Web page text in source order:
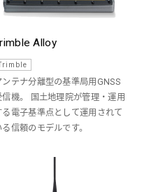
Alloy
ンテナ分離型の基準局用GNSS
信機。 国土地理院が管理・運用
る電子基準点として運用されて
る信頼のモデルです。